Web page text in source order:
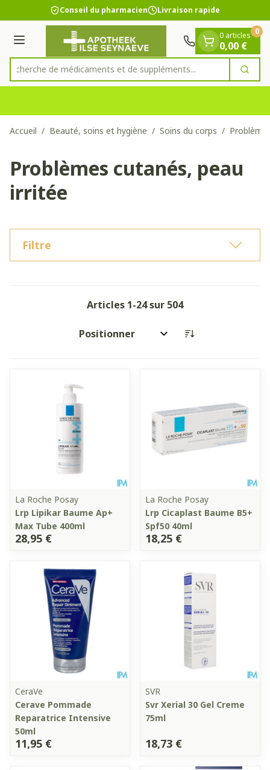
Aller au contenu
1 de 1
Conseil du pharmacien Livraison rapide
Menu
Rechercher
Recherche de médicaments et de suppléments...
0 articles
0,00 €
0
Accueil / Beauté, soins et hygiène / Soins du corps /
Problèmes cutanés, peau
irritée
Filtre
Articles 1-24sur 504
Trier par:
La Roche Posay
Lrp Lipikar Baume Ap+
Max Tube 400ml
28,95 €
La Roche Posay
Lrp Cicaplast Baume B5+
Spf50 40ml
18,25 €
CeraVe
Cerave Pommade
Reparatrice Intensive
50ml
11,95 €
SVR
Svr Xerial 30 Gel Creme
75ml
18,73 €